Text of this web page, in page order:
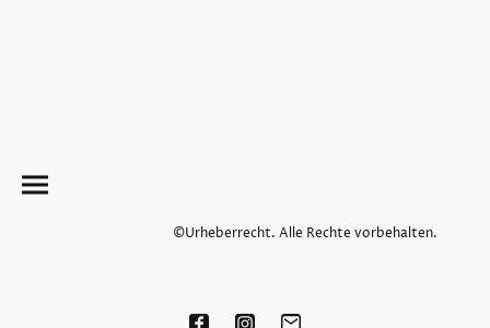
©Urheberrecht. Alle Rechte vorbehalten.